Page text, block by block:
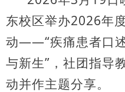
东校区举办2026年
动——“疾痛患者口
与新生”，社团指导
动并作主题分享。